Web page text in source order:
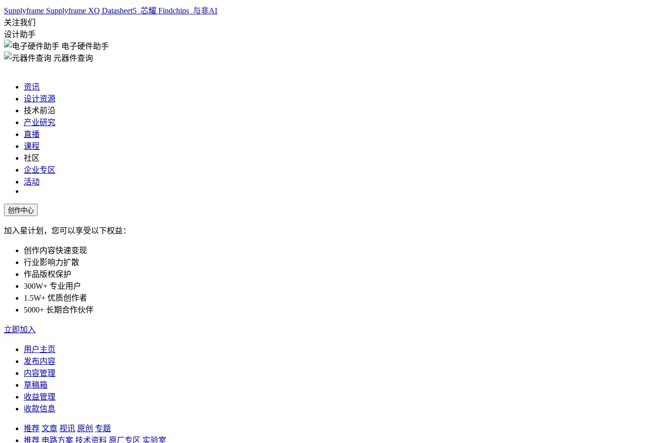
Supplyframe Supplyframe XQ Datasheet5 芯耀 Findchips 与非AI
关注我们
设计助手
电子硬件助手
元器件查询
资讯
设计资源
技术前沿
产业研究
直播
课程
社区
企业专区
活动
创作中心
加入星计划，您可以享受以下权益：
创作内容快速变现
行业影响力扩散
作品版权保护
300W+ 专业用户
1.5W+ 优质创作者
5000+ 长期合作伙伴
立即加入
用户主页
发布内容
内容管理
草稿箱
收益管理
收款信息
推荐 文章 视讯 原创 专题
推荐 电路方案 技术资料 原厂专区 实验室